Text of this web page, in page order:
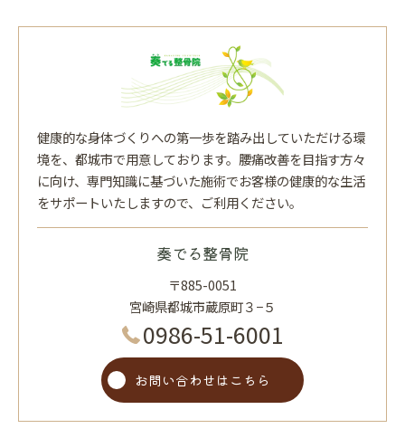
健康的な身体づくりへの第一歩を踏み出していただける環
境を、都城市で用意しております。腰痛改善を目指す方々
に向け、専門知識に基づいた施術でお客様の健康的な生活
をサポートいたしますので、ご利用ください。
奏でる整骨院
〒885-0051
宮崎県都城市蔵原町３−５
0986-51-6001
お問い合わせはこちら